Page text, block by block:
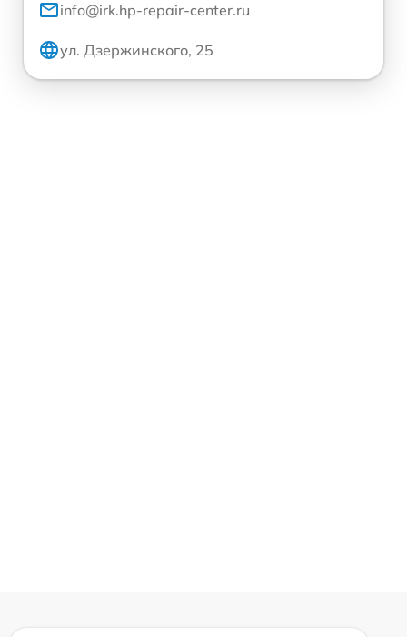
info@irk.hp-repair-center.ru
ул. Дзержинского, 25